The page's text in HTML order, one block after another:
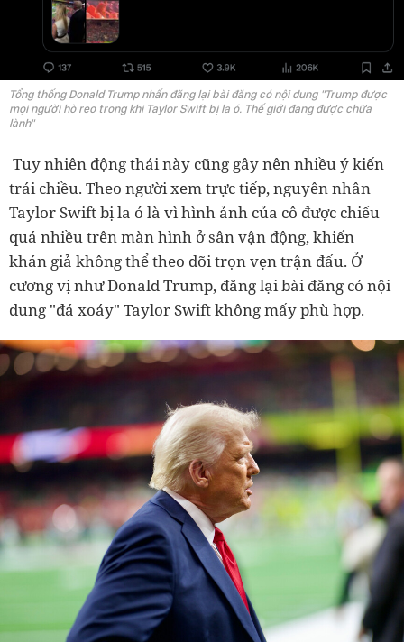
Tổng thống Donald Trump nhấn đăng lại bài đăng có nội dung "Trump được
mọi người hò reo trong khi Taylor Swift bị la ó. Thế giới đang được chữa
lành"
Tuy nhiên động thái này cũng gây nên nhiều ý kiến
trái chiều. Theo người xem trực tiếp, nguyên nhân
Taylor Swift bị la ó là vì hình ảnh của cô được chiếu
quá nhiều trên màn hình ở sân vận động, khiến
khán giả không thể theo dõi trọn vẹn trận đấu. Ở
cương vị như Donald Trump, đăng lại bài đăng có nội
dung "đá xoáy" Taylor Swift không mấy phù hợp.